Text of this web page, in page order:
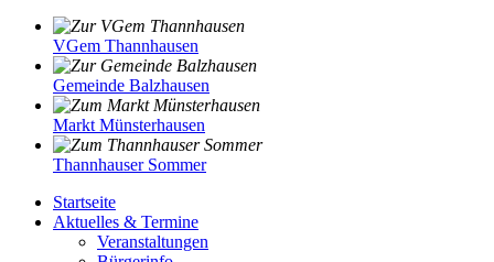
VGem Thannhausen
Gemeinde Balzhausen
Markt Münsterhausen
Thannhauser Sommer
Startseite
Aktuelles & Termine
Veranstaltungen